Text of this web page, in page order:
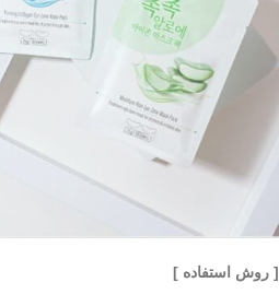
[ روش استفاده ]